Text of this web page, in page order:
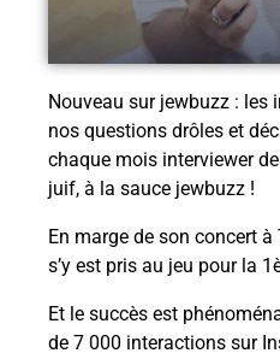
Nouveau sur jewbuzz : les
nos questions drôles et
chaque mois interviewer
juif, à la sauce jewbuzz !
En marge de son concert à
s’y est pris au jeu pour la
Et le succès est
de 7 000 interactions sur